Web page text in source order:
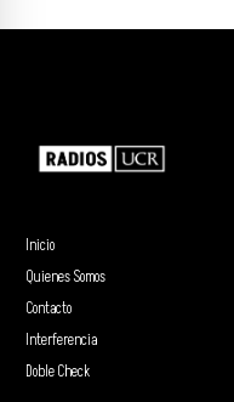
Inicio
Quienes Somos
Contacto
Interferencia
Doble Check